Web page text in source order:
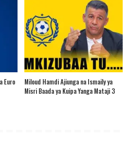
Euro
Miloud Hamdi Ajiunga na Ismaily ya
Misri Baada ya Kuipa Yanga Mataji 3